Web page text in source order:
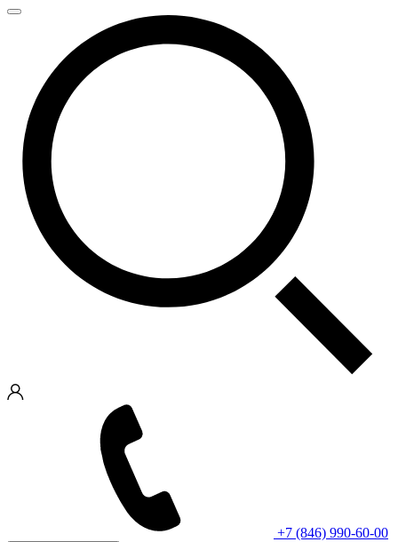
+7 (846) 990-60-00